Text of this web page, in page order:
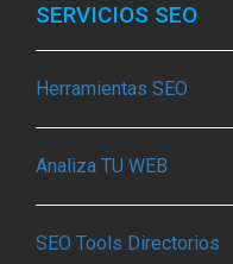
SERVICIOS SEO
Herramientas SEO
Analiza TU WEB
SEO Tools Directorios